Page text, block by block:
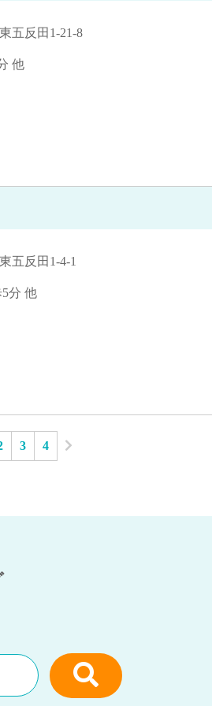
五反田1-21-8
他
五反田1-4-1
分 他
3 4